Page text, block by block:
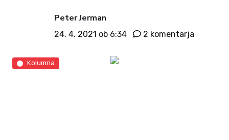
Peter Jerman
24. 4. 2021 ob 6:34 2 komentarja
Kolumna